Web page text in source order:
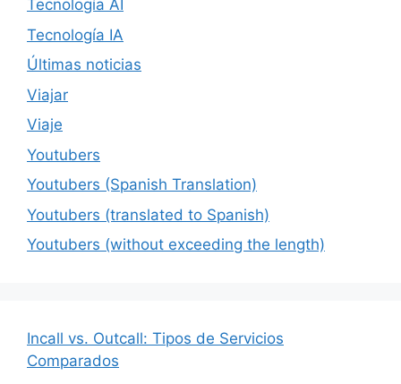
Tecnología AI
Tecnología IA
Últimas noticias
Viajar
Viaje
Youtubers
Youtubers (Spanish Translation)
Youtubers (translated to Spanish)
Youtubers (without exceeding the length)
Incall vs. Outcall: Tipos de Servicios
Comparados